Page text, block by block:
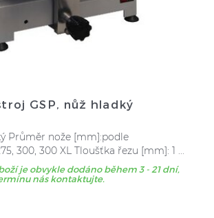
GSP, nůž hladký
Průměr nože [mm]:podle
300, 300 XL Tloušťka řezu [mm]: 1 ...
je obvykle dodáno během 3 - 21 dní,
nás kontaktujte.